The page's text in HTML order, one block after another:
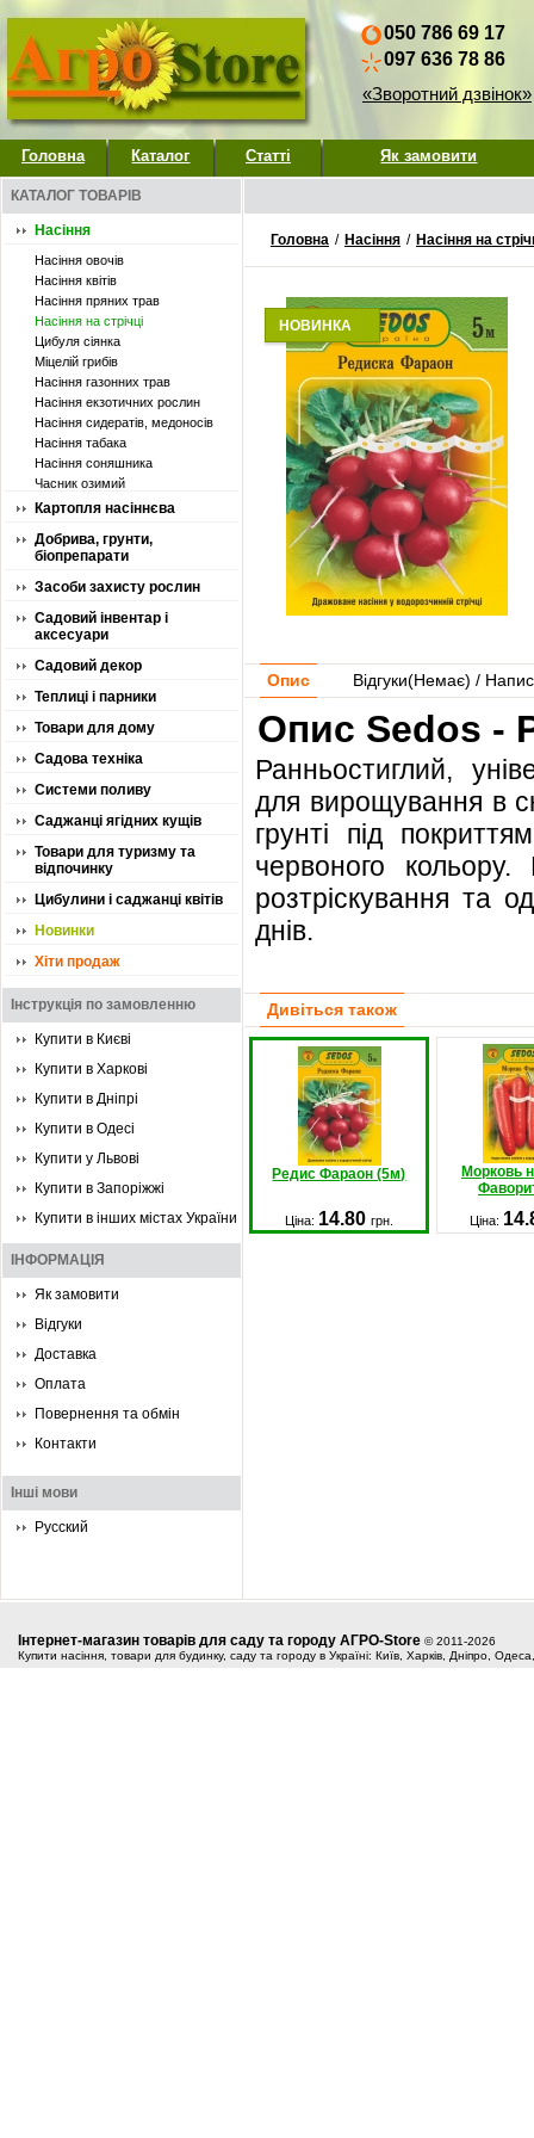
050 786 69 17
097 636 78 86
«Зворотний дзвінок»
Головна Каталог Статті Як замовити
КАТАЛОГ ТОВАРІВ
Насіння
Насіння овочів
Насіння квітів
Насіння пряних трав
Насіння на стрічці
Цибуля сіянка
Міцелій грибів
Насіння газонних трав
Насіння екзотичних рослин
Насіння сидератів, медоносів
Насіння табака
Насіння соняшника
Часник озимий
Картопля насіннєва
Добрива, грунти,
біопрепарати
Засоби захисту рослин
Садовий інвентар і
аксесуари
Садовий декор
Теплиці і парники
Товари для дому
Садова техніка
Системи поливу
Саджанці ягідних кущів
Товари для туризму та
відпочинку
Цибулини і саджанці квітів
Новинки
Хіти продаж
Інструкція по замовленню
Купити в Києві
Купити в Харкові
Купити в Дніпрі
Купити в Одесі
Купити у Львові
Купити в Запоріжжі
Купити в інших містах України
ІНФОРМАЦІЯ
Як замовити
Відгуки
Доставка
Оплата
Повернення та обмін
Контакти
Інші мови
Русский
Головна / Насіння / Насіння на
НОВИНКА
Опис Відгуки(Немає) /
Опис Sedos -
Ранньостиглий,
для вирощування в
грунті під
червоного
розтріскування та
днів.
Дивіться також
Редис Фараон (5м)
Морковь
Ціна: 14.80 грн. Ціна:
Інтернет-магазин товарів для саду та городу АГРО-Store © 2011-2026
Купити насіння, товари для будинку, саду та городу в Україні: Київ, Харків, Дніпро,